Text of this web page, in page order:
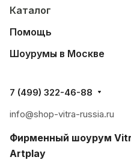
Каталог
Помощь
Шоурумы в Москве
7 (499) 322-46-88
info@shop-vitra-russia.ru
Фирменный шоурум
Artplay